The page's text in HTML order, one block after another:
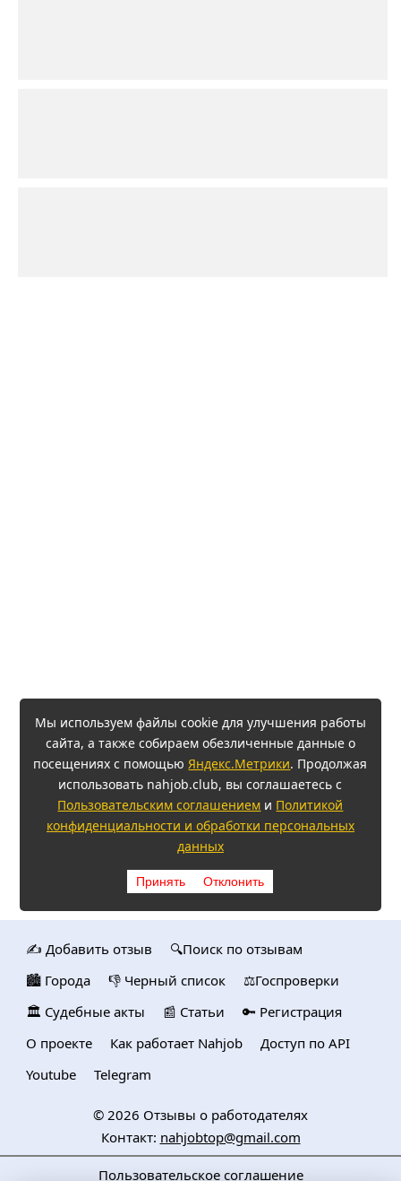
Мы используем файлы cookie для улучшения работы
сайта, а также собираем обезличенные данные о
посещениях с помощью Яндекс.Метрики. Продолжая
использовать nahjob.club, вы соглашаетесь с
Пользовательским соглашением и Политикой
конфиденциальности и обработки персональных
данных
Принять Отклонить
✍️ Добавить отзыв
🔍Поиск по отзывам
🏙️ Городa
👎 Черный список
⚖️Госпроверки
🏛️ Судебные акты
📰 Статьи
🔑 Регистрация
О проекте
Как работает Nahjob
Доступ по API
Youtube
Telegram
© 2026 Отзывы о работодателях
Контакт: nahjobtop@gmail.com
Пользовательское соглашение